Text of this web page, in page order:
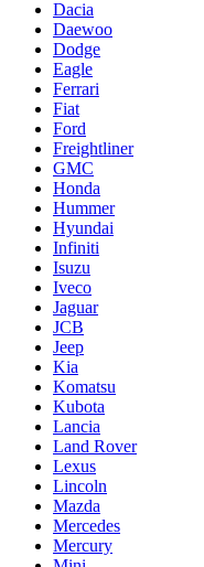
Dacia
Daewoo
Dodge
Eagle
Ferrari
Fiat
Ford
Freightliner
GMC
Honda
Hummer
Hyundai
Infiniti
Isuzu
Iveco
Jaguar
JCB
Jeep
Kia
Komatsu
Kubota
Lancia
Land Rover
Lexus
Lincoln
Mazda
Mercedes
Mercury